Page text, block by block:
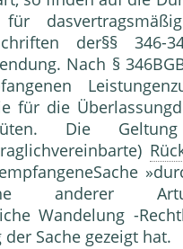
der§§ 346-
Nach §
für die
Die
anderer
Wandelung -
Sache gezeigt hat.